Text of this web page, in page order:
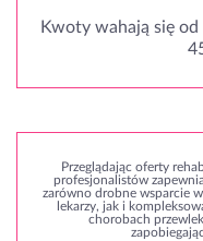
Kwoty wahają się od
Przeglądając oferty
profesjonalistów
zarówno drobne wsparcie
lekarzy, jak i
chorobach